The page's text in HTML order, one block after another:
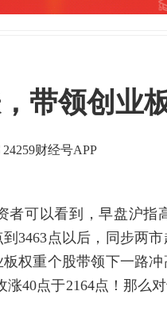
带领创业
财经号APP
24259
可以看到，早盘沪指
3463点以后，同步两
权重个股带领下一路
40点于2164点！那么